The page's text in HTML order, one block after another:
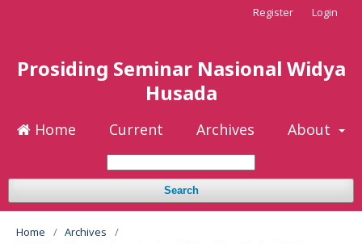
Prosiding Seminar Nasional Widya
Husada
Home Current Archives About
Search
Register Login
Home / Archives
/